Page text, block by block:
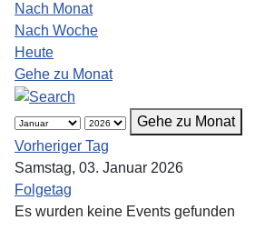
Nach Monat
Nach Woche
Heute
Gehe zu Monat
Gehe zu Monat
Vorheriger Tag
Samstag, 03. Januar 2026
Folgetag
Es wurden keine Events gefunden